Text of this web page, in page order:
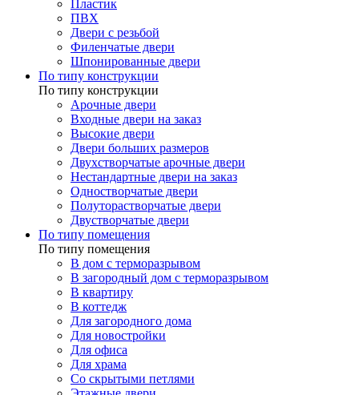
Пластик
ПВХ
Двери с резьбой
Филенчатые двери
Шпонированные двери
По типу конструкции
По типу конструкции
Арочные двери
Входные двери на заказ
Высокие двери
Двери больших размеров
Двухстворчатые арочные двери
Нестандартные двери на заказ
Одностворчатые двери
Полуторастворчатые двери
Двустворчатые двери
По типу помещения
По типу помещения
В дом с терморазрывом
В загородный дом с терморазрывом
В квартиру
В коттедж
Для загородного дома
Для новостройки
Для офиса
Для храма
Со скрытыми петлями